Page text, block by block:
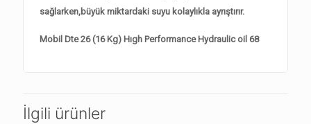
sağlarken,büyük miktardaki suyu kolaylıkla ayrıştırır.
Mobil Dte 26 (16 Kg) Hıgh Performance Hydraulic oil 68
İlgili ürünler